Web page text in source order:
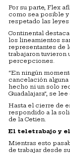
Por su parte, Flex
como sea posible
respetado las
Continental
los lineamientos
representantes de
trabajaron tuvieron
percepciones.
“En ningún
cancelación
hecho ni un solo
Guadalajara”, se
Hasta el cierre de
respondido a la
de la Cetien.
El teletrabajo y
Mientras esto
de trabajar desde